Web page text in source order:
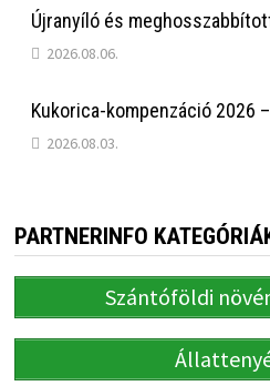
Újranyíló és
2026.08.06.
Kukorica-kompenzáció 2026
2026.08.03.
PARTNERINFO
Szántóföldi